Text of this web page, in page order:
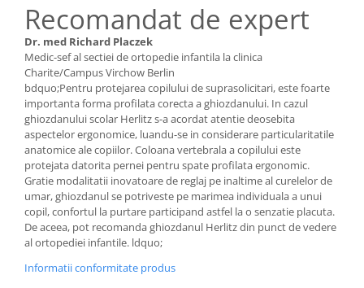
Recomandat de expert
Dr. med Richard Placzek
Medic-sef al sectiei de ortopedie infantila la clinica
Charite/Campus Virchow Berlin
bdquo;Pentru protejarea copilului de suprasolicitari, este foarte
importanta forma profilata corecta a ghiozdanului. In cazul
ghiozdanului scolar Herlitz s-a acordat atentie deosebita
aspectelor ergonomice, luandu-se in considerare particularitatile
anatomice ale copiilor. Coloana vertebrala a copilului este
protejata datorita pernei pentru spate profilata ergonomic.
Gratie modalitatii inovatoare de reglaj pe inaltime al curelelor de
umar, ghiozdanul se potriveste pe marimea individuala a unui
copil, confortul la purtare participand astfel la o senzatie placuta.
De aceea, pot recomanda ghiozdanul Herlitz din punct de vedere
al ortopediei infantile. ldquo;
Informatii conformitate produs